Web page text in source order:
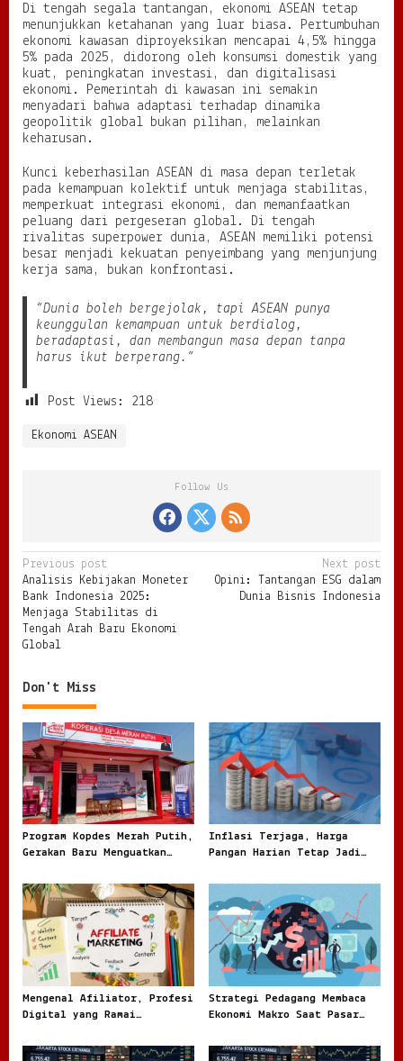
Di tengah segala tantangan, ekonomi ASEAN tetap
menunjukkan ketahanan yang luar biasa. Pertumbuhan
ekonomi kawasan diproyeksikan mencapai 4,5% hingga
5% pada 2025, didorong oleh konsumsi domestik yang
kuat, peningkatan investasi, dan digitalisasi
ekonomi. Pemerintah di kawasan ini semakin
menyadari bahwa adaptasi terhadap dinamika
geopolitik global bukan pilihan, melainkan
keharusan.
Kunci keberhasilan ASEAN di masa depan terletak
pada kemampuan kolektif untuk menjaga stabilitas,
memperkuat integrasi ekonomi, dan memanfaatkan
peluang dari pergeseran global. Di tengah
rivalitas superpower dunia, ASEAN memiliki potensi
besar menjadi kekuatan penyeimbang yang menjunjung
kerja sama, bukan konfrontasi.
“Dunia boleh bergejolak, tapi ASEAN punya
keunggulan kemampuan untuk berdialog,
beradaptasi, dan membangun masa depan tanpa
harus ikut berperang.”
Post Views: 218
Ekonomi ASEAN
Follow Us
P
o
s
t
a
v
i
g
a
t
i
n
Previous post
Analisis Kebijakan Moneter
Bank Indonesia 2025:
Menjaga Stabilitas di
Tengah Arah Baru Ekonomi
Global
Next post
Opini: Tantangan ESG dalam
Dunia Bisnis Indonesia
Don't Miss
Program Kopdes Merah Putih,
Gerakan Baru Menguatkan
Rumput
Inflasi Terjaga, Harga
Pangan Harian Tetap Jadi
Mengenal Afiliator, Profesi
Digital yang Ramai
Strategi Pedagang Membaca
Ekonomi Makro Saat Pasar
Tenang